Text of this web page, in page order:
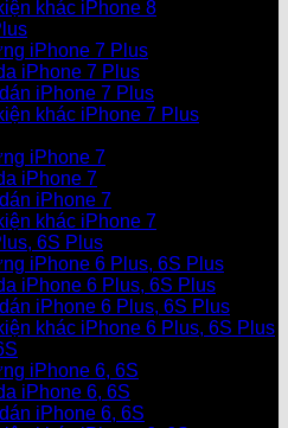
khác iPhone 8
iPhone 7 Plus
iPhone 7 Plus
iPhone 7 Plus
khác iPhone 7 Plus
iPhone 7
iPhone 7
iPhone 7
khác iPhone 7
6S Plus
iPhone 6 Plus, 6S Plus
iPhone 6 Plus, 6S Plus
iPhone 6 Plus, 6S Plus
khác iPhone 6 Plus, 6S Plus
iPhone 6, 6S
iPhone 6, 6S
iPhone 6, 6S